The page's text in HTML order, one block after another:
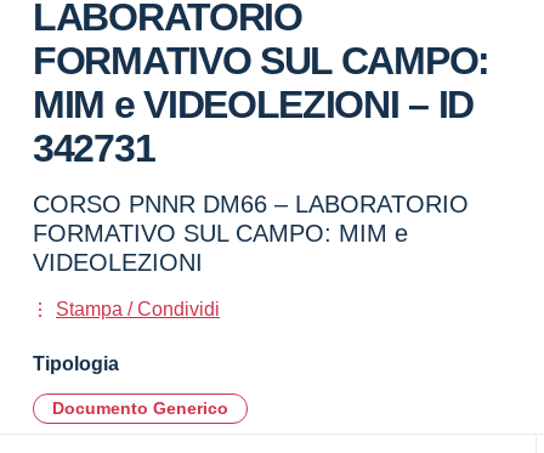
LABORATORIO
FORMATIVO SUL CAMPO:
MIM e VIDEOLEZIONI – ID
342731
CORSO PNNR DM66 – LABORATORIO
FORMATIVO SUL CAMPO: MIM e
VIDEOLEZIONI
Stampa / Condividi
Tipologia
Documento Generico